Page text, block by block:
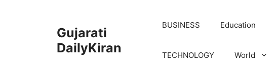
Gujarati
DailyKiran
BUSINESS Education
TECHNOLOGY World